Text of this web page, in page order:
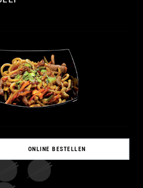
ONLINE BESTELLEN